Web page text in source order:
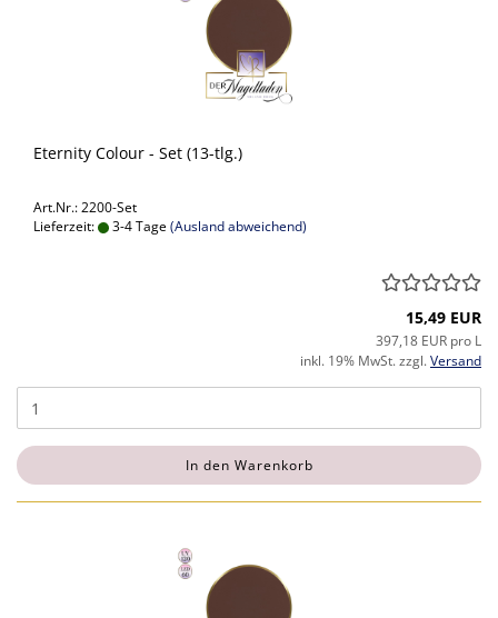
Eternity Colour - Set (13-tlg.)
Art.Nr.: 2200-Set
Lieferzeit:
3-4 Tage(Ausland abweichend)
15,49 EUR
397,18 EUR pro L
inkl. 19% MwSt. zzgl.Versand
In den Warenkorb